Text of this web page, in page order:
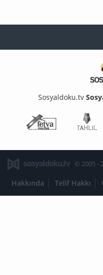
Sosyaldoku.tv
Fetva Meclisi
© 2005 -
Hakkında Telif Hakkı